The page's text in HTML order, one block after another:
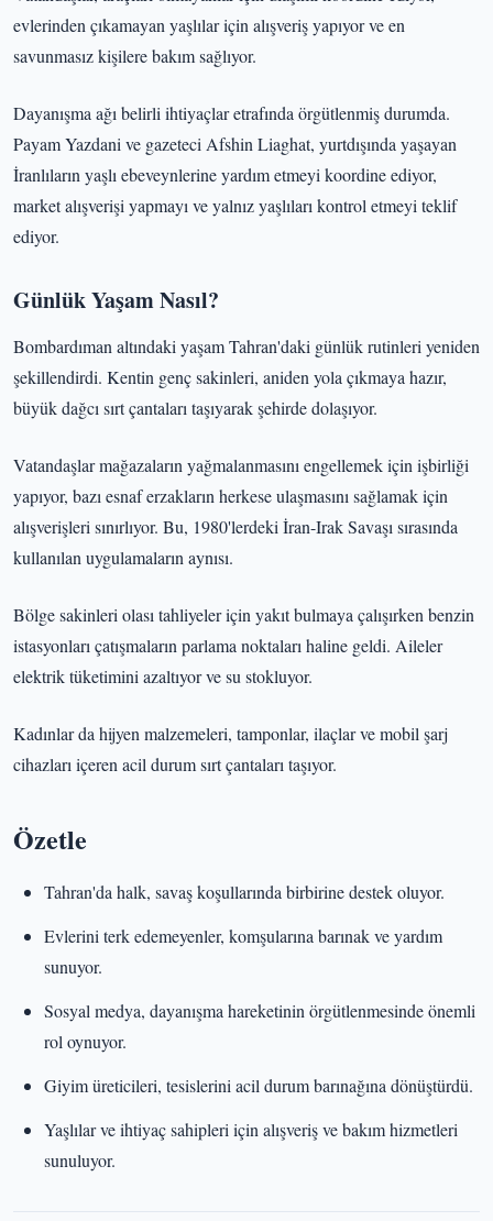
evlerinden çıkamayan yaşlılar için alışveriş yapıyor ve en
savunmasız kişilere bakım sağlıyor.
Dayanışma ağı belirli ihtiyaçlar etrafında örgütlenmiş durumda.
Payam Yazdani ve gazeteci Afshin Liaghat, yurtdışında yaşayan
İranlıların yaşlı ebeveynlerine yardım etmeyi koordine ediyor,
market alışverişi yapmayı ve yalnız yaşlıları kontrol etmeyi teklif
ediyor.
Günlük Yaşam Nasıl?
Bombardıman altındaki yaşam Tahran'daki günlük rutinleri yeniden
şekillendirdi. Kentin genç sakinleri, aniden yola çıkmaya hazır,
büyük dağcı sırt çantaları taşıyarak şehirde dolaşıyor.
Vatandaşlar mağazaların yağmalanmasını engellemek için işbirliği
yapıyor, bazı esnaf erzakların herkese ulaşmasını sağlamak için
alışverişleri sınırlıyor. Bu, 1980'lerdeki İran-Irak Savaşı sırasında
kullanılan uygulamaların aynısı.
Bölge sakinleri olası tahliyeler için yakıt bulmaya çalışırken benzin
istasyonları çatışmaların parlama noktaları haline geldi. Aileler
elektrik tüketimini azaltıyor ve su stokluyor.
Kadınlar da hijyen malzemeleri, tamponlar, ilaçlar ve mobil şarj
cihazları içeren acil durum sırt çantaları taşıyor.
Özetle
Tahran'da halk, savaş koşullarında birbirine destek oluyor.
Evlerini terk edemeyenler, komşularına barınak ve yardım
sunuyor.
Sosyal medya, dayanışma hareketinin örgütlenmesinde önemli
rol oynuyor.
Giyim üreticileri, tesislerini acil durum barınağına dönüştürdü.
Yaşlılar ve ihtiyaç sahipleri için alışveriş ve bakım hizmetleri
sunuluyor.